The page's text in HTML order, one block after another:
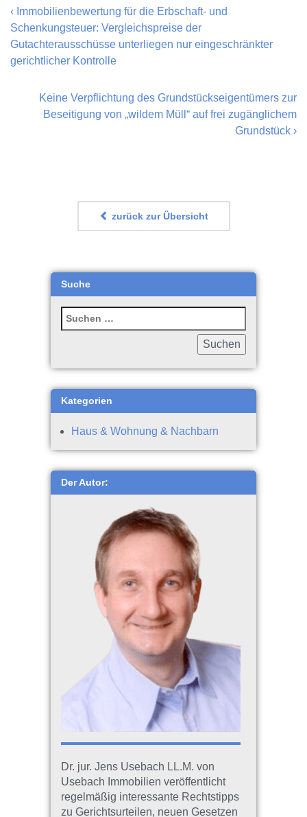
‹ Immobilienbewertung für die Erbschaft- und
Schenkungsteuer: Vergleichspreise der
Gutachterausschüsse unterliegen nur eingeschränkter
gerichtlicher Kontrolle
Keine Verpflichtung des Grundstückseigentümers zur
Beseitigung von „wildem Müll“ auf frei zugänglichem
Grundstück ›
zurück zur Übersicht
Suche
Kategorien
Haus & Wohnung & Nachbarn
Der Autor:
Dr. jur. Jens Usebach LL.M. von
Usebach Immobilien veröffentlicht
regelmäßig interessante Rechtstipps
zu Gerichtsurteilen, neuen Gesetzen